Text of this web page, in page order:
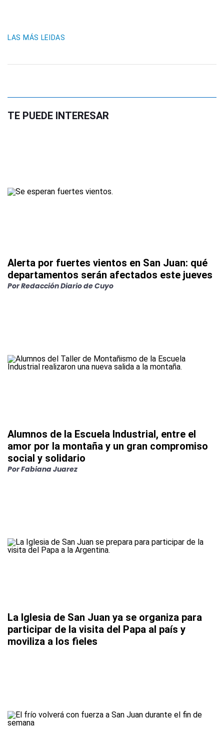
LAS MÁS LEIDAS
TE PUEDE INTERESAR
Alerta por fuertes vientos en San Juan: qué
departamentos serán afectados este jueves
PorRedacción Diario de Cuyo
Alumnos de la Escuela Industrial, entre el
amor por la montaña y un gran compromiso
social y solidario
PorFabiana Juarez
La Iglesia de San Juan ya se organiza para
participar de la visita del Papa al país y
moviliza a los fieles